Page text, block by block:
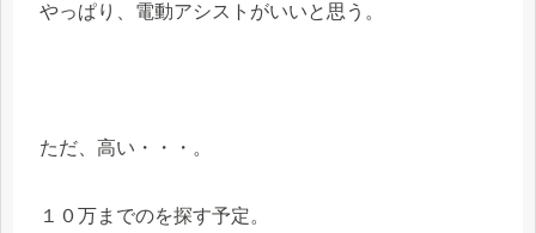
やっぱり、電動アシストがいいと思う。
ただ、高い・・・。
１０万までのを探す予定。